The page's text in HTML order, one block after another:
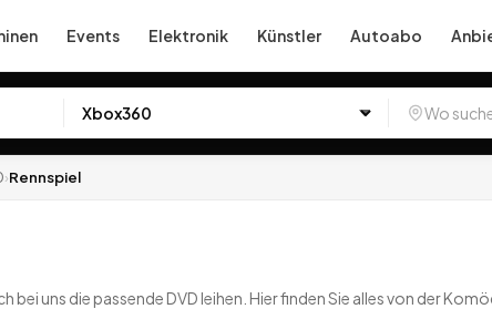
Events Elektronik Künstler Autoabo
›Rennspiel
bei uns die passende DVD leihen. Hier finden Sie alles von der